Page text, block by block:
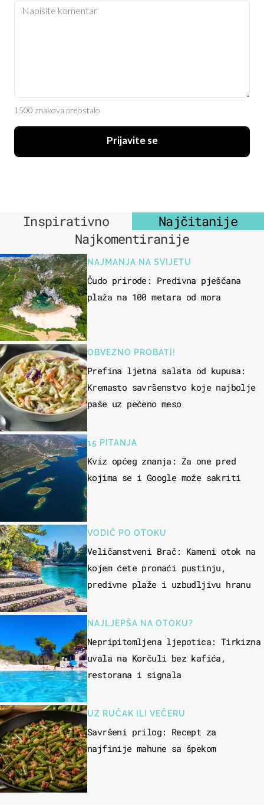
1500 znakova preostalo
Prijavite se
Inspirativno
Najčitanije
Najkomentiranije
NAJMANJA NA SVIJETU
Čudo prirode: Predivna pješčana
plaža na 100 metara od mora
OBVEZNO PROBATI!
Prefina ljetna salata od kupusa:
Kremasto savršenstvo koje najbolje
paše uz pečeno meso
15 PITANJA
Kviz općeg znanja: Za one pred
kojima se i Google može sakriti
VODIČ PO OTOKU
Veličanstveni Brač: Kameni otok na
kojem ćete pronaći pustinju,
predivne plaže i uzbudljivu hranu
NAJLJEPŠA NA OTOKU?
Nepripitomljena ljepotica: Tirkizna
uvala na Korčuli bez kafića,
restorana i signala
UZ RUČAK ILI VEČERU
Savršeni prilog: Recept za
najfinije mahune sa špekom